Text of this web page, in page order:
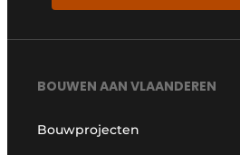
BOUWEN AAN VLAANDEREN
Bouwprojecten